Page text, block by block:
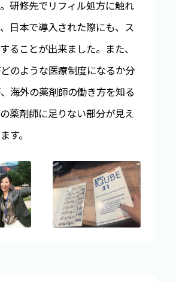
研修先でリフィル処方に触れ
日本で導入された際にも、ス
ることが出来ました。また、
のような医療制度になるか分
海外の薬剤師の働き方を知る
薬剤師に足りない部分が見え
す。